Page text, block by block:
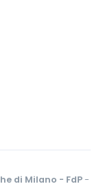
di Milano - FdP-